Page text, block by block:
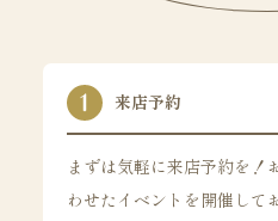
来店予約
まずは気軽に来店予約を！
わせたイベントを開催して